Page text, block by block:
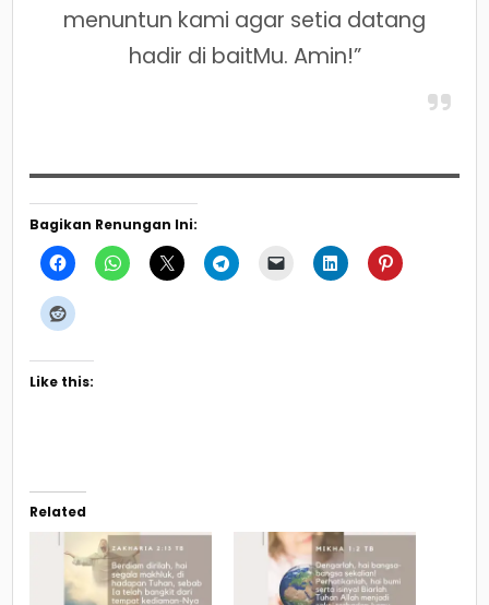
menuntun kami agar setia datang
hadir di baitMu. Amin!”
Bagikan Renungan Ini:
Like this:
Related